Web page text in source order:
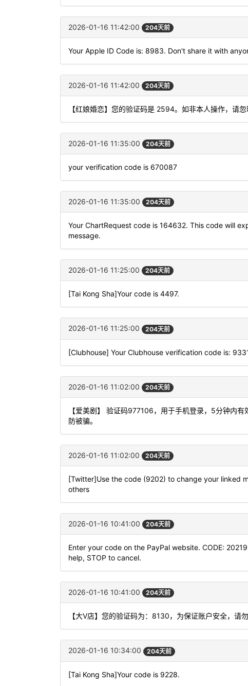
2026-01-16 11:42:00 204天前
Your Apple ID Code is: 8983. Don't share it with
2026-01-16 11:42:00 204天前
【红娘婚恋】您的验证码是 2594。如非本人操作，请忽
2026-01-16 11:35:00 204天前
your verification code is 670087
2026-01-16 11:35:00 204天前
Your ChartRequest code is 164632. This code will
message.
2026-01-16 11:25:00 204天前
[Tai Kong Sha]Your code is 4497.
2026-01-16 11:25:00 204天前
[Clubhouse] Your Clubhouse verification code is:
2026-01-16 11:02:00 204天前
【爱美剧】 验证码977106，用于手机登录，5分钟内
防被骗。
2026-01-16 11:02:00 204天前
[Twitter]Use the code (9202) to change your linked
others
2026-01-16 10:41:00 204天前
Enter your code on the PayPal website. CODE:
help, STOP to cancel.
2026-01-16 10:41:00 204天前
【大V店】您的验证码为：8130，为保证账户安全，请
2026-01-16 10:34:00 204天前
[Tai Kong Sha]Your code is 9228.